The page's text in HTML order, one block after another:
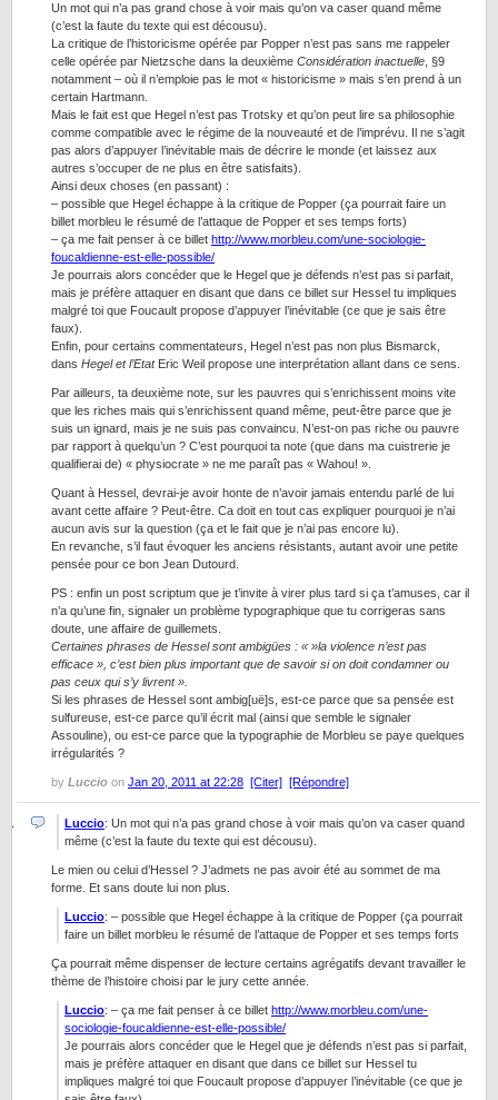
Un mot qui n’a pas grand chose à voir mais qu’on va caser quand même
(c’est la faute du texte qui est décousu).
La critique de l’historicisme opérée par Popper n’est pas sans me rappeler
celle opérée par Nietzsche dans la deuxième Considération inactuelle , §9
notamment – où il n’emploie pas le mot « historicisme » mais s’en prend à un
certain Hartmann.
Mais le fait est que Hegel n’est pas Trotsky et qu’on peut lire sa philosophie
comme compatible avec le régime de la nouveauté et de l’imprévu. Il ne s’agit
pas alors d’appuyer l’inévitable mais de décrire le monde (et laissez aux
autres s’occuper de ne plus en être satisfaits).
Ainsi deux choses (en passant) :
– possible que Hegel échappe à la critique de Popper (ça pourrait faire un
billet morbleu le résumé de l’attaque de Popper et ses temps forts)
– ça me fait penser à ce billet http://www.morbleu.com/une-sociologie-
foucaldienne-est-elle-possible/
Je pourrais alors concéder que le Hegel que je défends n’est pas si parfait,
mais je préfère attaquer en disant que dans ce billet sur Hessel tu impliques
malgré toi que Foucault propose d’appuyer l’inévitable (ce que je sais être
faux).
Enfin, pour certains commentateurs, Hegel n’est pas non plus Bismarck,
dans Hegel et l’EtatEric Weil propose une interprétation allant dans ce sens.
Par ailleurs, ta deuxième note, sur les pauvres qui s’enrichissent moins vite
que les riches mais qui s’enrichissent quand même, peut-être parce que je
suis un ignard, mais je ne suis pas convaincu. N’est-on pas riche ou pauvre
par rapport à quelqu’un ? C’est pourquoi ta note (que dans ma cuistrerie je
qualifierai de) « physiocrate » ne me paraît pas « Wahou! ».
Quant à Hessel, devrai-je avoir honte de n’avoir jamais entendu parlé de lui
avant cette affaire ? Peut-être. Ca doit en tout cas expliquer pourquoi je n’ai
aucun avis sur la question (ça et le fait que je n’ai pas encore lu).
En revanche, s’il faut évoquer les anciens résistants, autant avoir une petite
pensée pour ce bon Jean Dutourd.
PS : enfin un post scriptum que je t’invite à virer plus tard si ça t’amuses, car il
n’a qu’une fin, signaler un problème typographique que tu corrigeras sans
doute, une affaire de guillemets.
Certaines phrases de Hessel sont ambigües : « »la violence n’est pas
efficace », c’est bien plus important que de savoir si on doit condamner ou
pas ceux qui s’y livrent ».
Si les phrases de Hessel sont ambig[uë]s, est-ce parce que sa pensée est
sulfureuse, est-ce parce qu’il écrit mal (ainsi que semble le signaler
Assouline), ou est-ce parce que la typographie de Morbleu se paye quelques
irrégularités ?
by Luccio on Jan 20, 2011 at 22:28 [Citer] [Répondre]
Luccio: Un mot qui n’a pas grand chose à voir mais qu’on va caser quand
même (c’est la faute du texte qui est décousu).
Le mien ou celui d’Hessel ? J’admets ne pas avoir été au sommet de ma
forme. Et sans doute lui non plus.
Luccio: – possible que Hegel échappe à la critique de Popper (ça pourrait
faire un billet morbleu le résumé de l’attaque de Popper et ses temps forts
Ça pourrait même dispenser de lecture certains agrégatifs devant travailler le
thème de l’histoire choisi par le jury cette année.
Luccio: – ça me fait penser à ce billet http://www.morbleu.com/une-
sociologie-foucaldienne-est-elle-possible/
Je pourrais alors concéder que le Hegel que je défends n’est pas si parfait,
mais je préfère attaquer en disant que dans ce billet sur Hessel tu
impliques malgré toi que Foucault propose d’appuyer l’inévitable (ce que je